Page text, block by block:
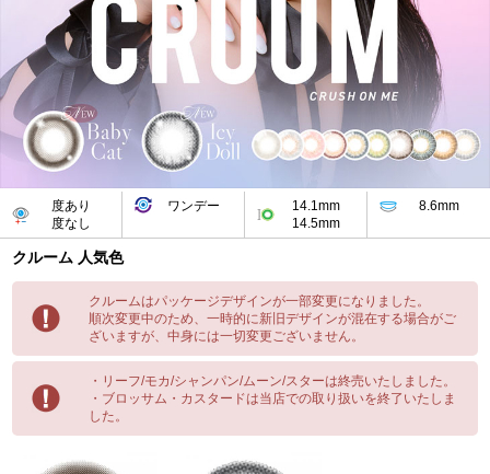
度あり
度なし
ワンデー
14.1mm
14.5mm
8.6mm
クルーム 人気色
クルームはパッケージデザインが一部変更になりました。
順次変更中のため、一時的に新旧デザインが混在する場合がご
ざいますが、中身には一切変更ございません。
・リーフ/モカ/シャンパン/ムーン/スターは終売いたしました。
・ブロッサム・カスタードは当店での取り扱いを終了いたしま
した。